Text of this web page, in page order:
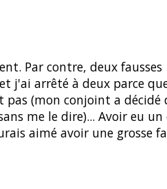
Par contre, deux fausses
j'ai arrêté à deux parce
(mon conjoint a décidé
me le dire)... Avoir eu un
aimé avoir une grosse